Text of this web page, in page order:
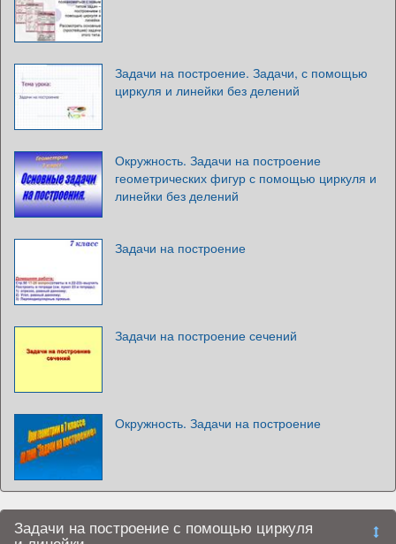
Задачи на построение. Задачи, с помощью
циркуля и линейки без делений
Окружность. Задачи на построение
геометрических фигур с помощью циркуля и
линейки без делений
Задачи на построение
Задачи на построение сечений
Окружность. Задачи на построение
Задачи на построение с помощью циркуля